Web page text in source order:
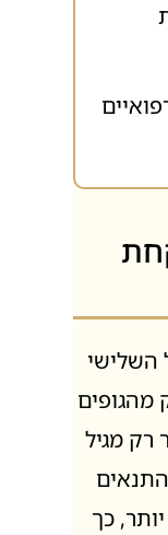
השלישי
חלק מהגופים
רק מגיל
התנאים
כך